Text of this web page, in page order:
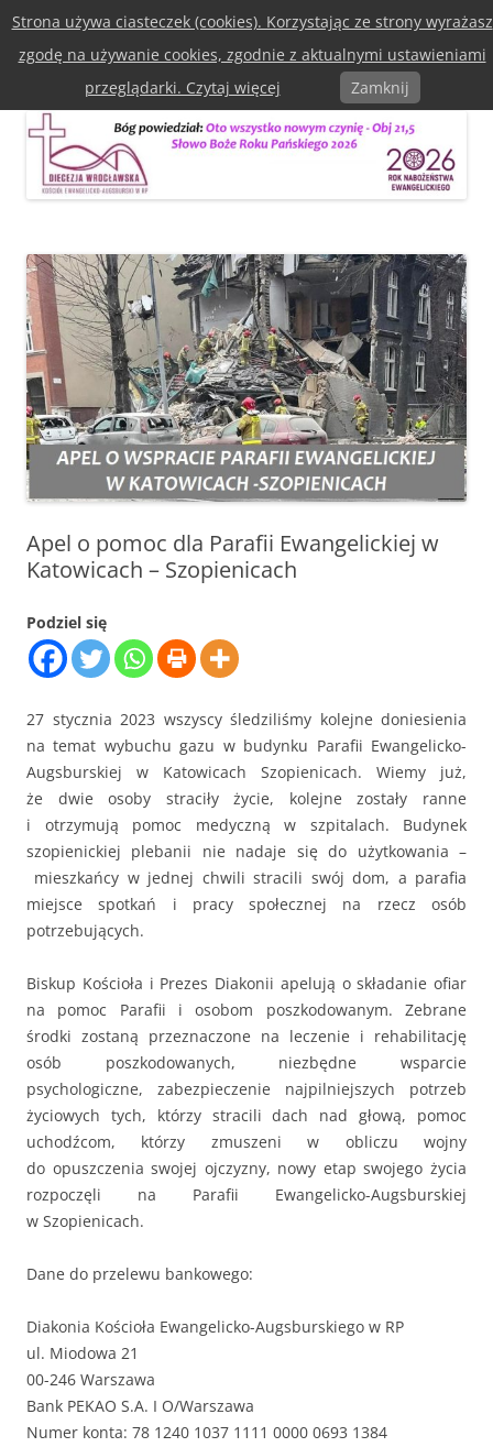
do
treściDiecezja Wrocławska Kościoła
Ewangelicko-Augsburska w RP
Menu
Apel o pomoc dla Parafii Ewangelickiej w
Katowicach – Szopienicach
Podziel się
27 stycznia 2023 wszyscy śledziliśmy kolejne doniesienia
na temat wybuchu gazu w budynku Parafii Ewangelicko-
Augsburskiej w Katowicach Szopienicach. Wiemy już,
że dwie osoby straciły życie, kolejne zostały ranne
i otrzymują pomoc medyczną w szpitalach. Budynek
szopienickiej plebanii nie nadaje się do użytkowania –
mieszkańcy w jednej chwili stracili swój dom, a parafia
miejsce spotkań i pracy społecznej na rzecz osób
potrzebujących.
Biskup Kościoła i Prezes Diakonii apelują o składanie ofiar
na pomoc Parafii i osobom poszkodowanym. Zebrane
środki zostaną przeznaczone na leczenie i rehabilitację
osób poszkodowanych, niezbędne wsparcie
psychologiczne, zabezpieczenie najpilniejszych potrzeb
życiowych tych, którzy stracili dach nad głową, pomoc
uchodźcom, którzy zmuszeni w obliczu wojny
do opuszczenia swojej ojczyzny, nowy etap swojego życia
rozpoczęli na Parafii Ewangelicko-Augsburskiej
w Szopienicach.
Dane do przelewu bankowego:
Diakonia Kościoła Ewangelicko-Augsburskiego w RP
ul. Miodowa 21
00-246 Warszawa
Bank PEKAO S.A. I O/Warszawa
Numer konta: 78 1240 1037 1111 0000 0693 1384
Strona używa ciasteczek (cookies). Korzystając ze strony wyrażasz
zgodę na używanie cookies, zgodnie z aktualnymi ustawieniami
przeglądarki. Czytaj więcej
Zamknij